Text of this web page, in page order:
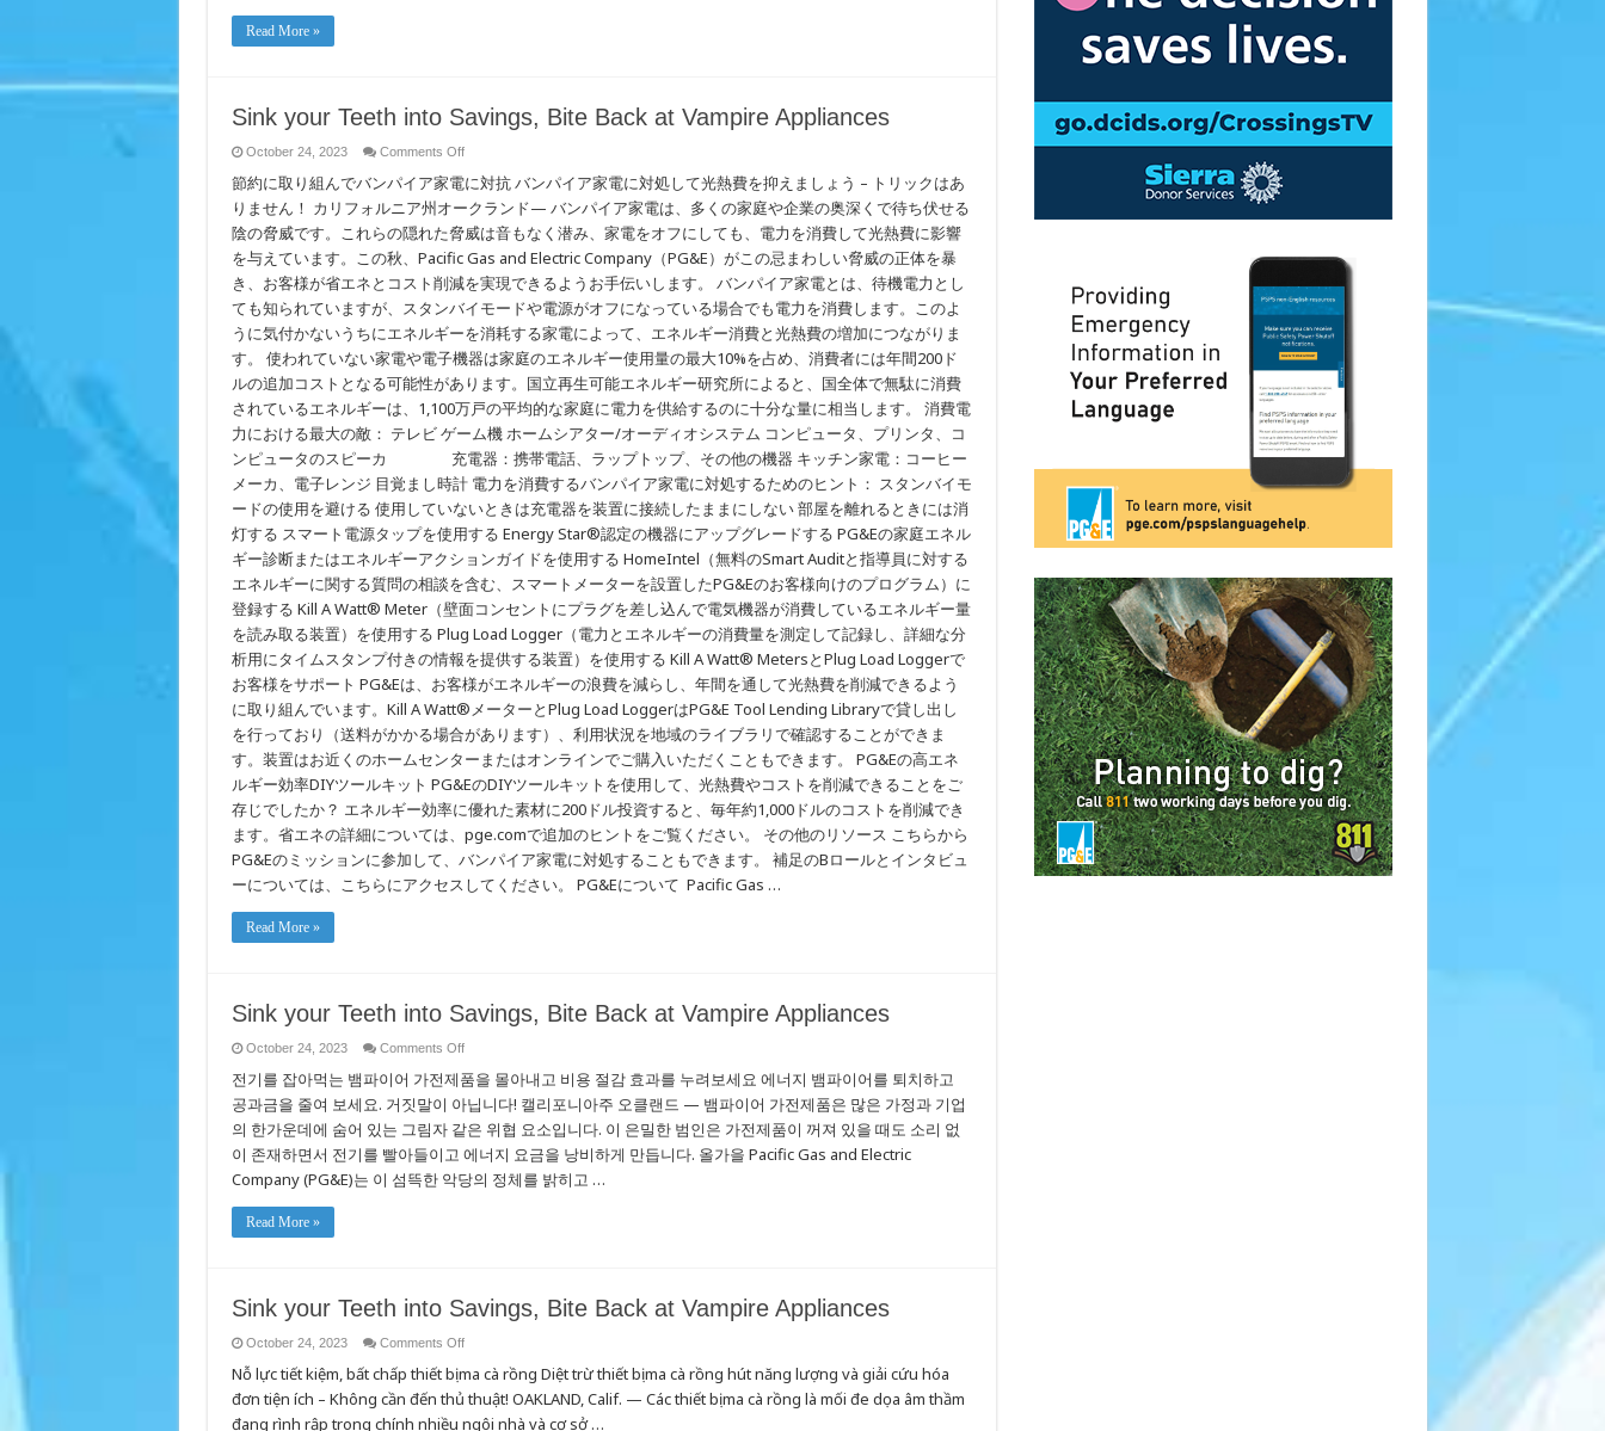
Read More »
Sink your Teeth into Savings, Bite Back at Vampire Appliances
October 24, 2023 Comments Offon
your
Teeth
into
Bite
Back
at
Vampire
Appliances
節約に取り組んでバンパイア家電に対抗 バンパイア家電に対処して光熱費を抑えましょう – トリックはあ
りません！ カリフォルニア州オークランド— バンパイア家電は、多くの家庭や企業の奥深くで待ち伏せる
陰の脅威です。これらの隠れた脅威は音もなく潜み、家電をオフにしても、電力を消費して光熱費に影響
を与えています。この秋、Pacific Gas and Electric Company（PG&E）がこの忌まわしい脅威の正体を暴
き、お客様が省エネとコスト削減を実現できるようお手伝いします。 バンパイア家電とは、待機電力とし
ても知られていますが、スタンバイモードや電源がオフになっている場合でも電力を消費します。このよ
うに気付かないうちにエネルギーを消耗する家電によって、エネルギー消費と光熱費の増加につながりま
す。 使われていない家電や電子機器は家庭のエネルギー使用量の最大10%を占め、消費者には年間200ド
ルの追加コストとなる可能性があります。国立再生可能エネルギー研究所によると、国全体で無駄に消費
されているエネルギーは、1,100万戸の平均的な家庭に電力を供給するのに十分な量に相当します。 消費電
力における最大の敵： テレビ ゲーム機 ホームシアター/オーディオシステム コンピュータ、プリンタ、コ
ンピュータのスピーカ 充電器：携帯電話、ラップトップ、その他の機器 キッチン家電：コーヒー
メーカ、電子レンジ 目覚まし時計 電力を消費するバンパイア家電に対処するためのヒント： スタンバイモ
ードの使用を避ける 使用していないときは充電器を装置に接続したままにしない 部屋を離れるときには消
灯する スマート電源タップを使用する Energy Star®認定の機器にアップグレードする PG&Eの家庭エネル
ギー診断またはエネルギーアクションガイドを使用する HomeIntel（無料のSmart Auditと指導員に対する
エネルギーに関する質問の相談を含む、スマートメーターを設置したPG&Eのお客様向けのプログラム）に
登録する Kill A Watt® Meter（壁面コンセントにプラグを差し込んで電気機器が消費しているエネルギー量
を読み取る装置）を使用する Plug Load Logger（電力とエネルギーの消費量を測定して記録し、詳細な分
析用にタイムスタンプ付きの情報を提供する装置）を使用する Kill A Watt® MetersとPlug Load Loggerで
お客様をサポート PG&Eは、お客様がエネルギーの浪費を減らし、年間を通して光熱費を削減できるよう
に取り組んでいます。Kill A Watt®メーターとPlug Load LoggerはPG&E Tool Lending Libraryで貸し出し
を行っており（送料がかかる場合があります）、利用状況を地域のライブラリで確認することができま
す。装置はお近くのホームセンターまたはオンラインでご購入いただくこともできます。 PG&Eの高エネ
ルギー効率DIYツールキット PG&EのDIYツールキットを使用して、光熱費やコストを削減できることをご
存じでしたか？ エネルギー効率に優れた素材に200ドル投資すると、毎年約1,000ドルのコストを削減でき
ます。省エネの詳細については、pge.comで追加のヒントをご覧ください。 その他のリソース こちらから
PG&Eのミッションに参加して、バンパイア家電に対処することもできます。 補足のBロールとインタビュ
ーについては、こちらにアクセスしてください。 PG&Eについて Pacific Gas …
Read More »
Sink your Teeth into Savings, Bite Back at Vampire Appliances
October 24, 2023 Comments Offon
your
Teeth
into
Bite
Back
at
Vampire
Appliances
전기를 잡아먹는 뱀파이어 가전제품을 몰아내고 비용 절감 효과를 누려보세요 에너지 뱀파이어를 퇴치하고
공과금을 줄여 보세요. 거짓말이 아닙니다! 캘리포니아주 오클랜드 — 뱀파이어 가전제품은 많은 가정과 기업
의 한가운데에 숨어 있는 그림자 같은 위협 요소입니다. 이 은밀한 범인은 가전제품이 꺼져 있을 때도 소리 없
이 존재하면서 전기를 빨아들이고 에너지 요금을 낭비하게 만듭니다. 올가을 Pacific Gas and Electric
Company (PG&E)는 이 섬뜩한 악당의 정체를 밝히고 …
Read More »
Sink your Teeth into Savings, Bite Back at Vampire Appliances
October 24, 2023 Comments Offon
your
Teeth
into
Savings,
Bite
Nỗ lực tiết kiệm, bất chấp thiết bị ma cà rồng Diệt trừ thiết bị ma cà rồng hút năng lượng và giải cứu hóa
đơn tiện ích – Không cần đến thủ thuật! OAKLAND, Calif. — Các thiết bị ma cà rồng là mối đe dọa âm thầm
đang rình rập trong chính nhiều ngôi nhà và cơ sở …